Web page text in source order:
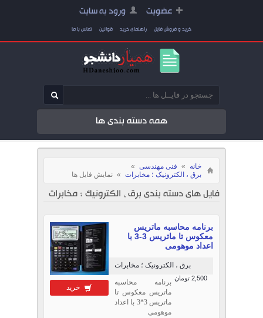
عضویت ورود به سایت
خرید و فروش فایل راهنمای خرید قوانین تماس با ما
همه دسته بندی ها
خانه » فنی مهندسی »
برق ، الکترونیک ؛ مخابرات » نمایش فایل ها
فایل های دسته بندی برق ، الکترونیک ؛ مخابرات
خرید
برنامه محاسبه ماتریس
معکوس تا ماتریس 3-3 با
اعداد موهومی
برق ، الکترونیک ؛ مخابرات
2,500 تومان
برنامه محاسبه
ماتریس معکوس تا
ماتریس 3*3 با اعداد
موهومی